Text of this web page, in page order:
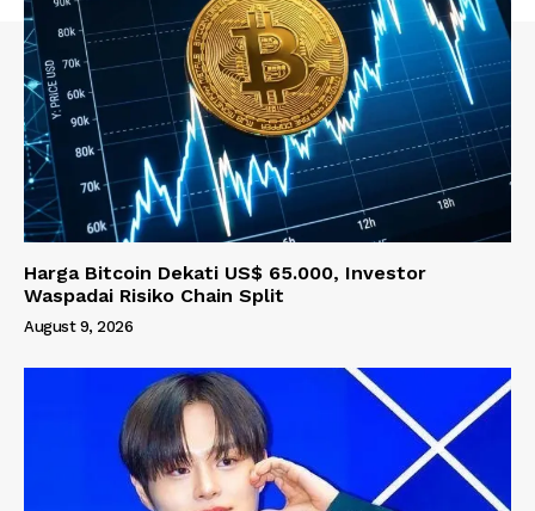
Harga Bitcoin Dekati US$ 65.000, Investor
Waspadai Risiko Chain Split
August 9, 2026